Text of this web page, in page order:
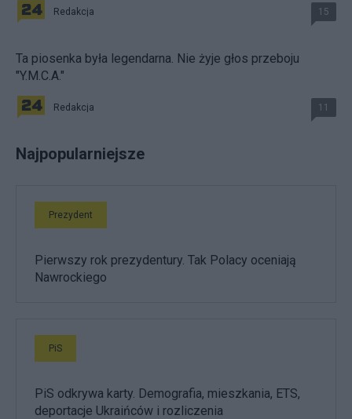
Redakcja 15
Ta piosenka była legendarna. Nie żyje głos przeboju
"Y.M.C.A."
Redakcja 11
Najpopularniejsze
Prezydent
Pierwszy rok prezydentury. Tak Polacy oceniają
Nawrockiego
PiS
PiS odkrywa karty. Demografia, mieszkania, ETS,
deportacje Ukraińców i rozliczenia